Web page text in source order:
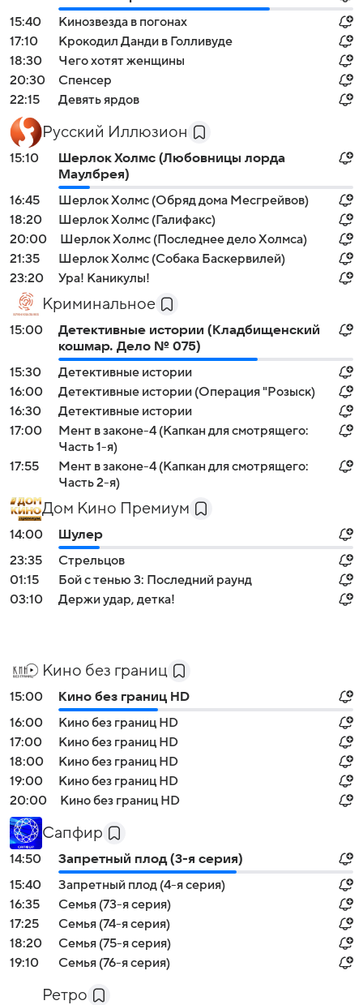
15:40
Кинозвезда в погонах
17:10
Крокодил Данди в Голливуде
18:30
Чего хотят женщины
20:30
Спенсер
22:15
Девять ярдов
Русский Иллюзион
15:10
Шерлок Холмс (Любовницы лорда
Маулбрея)
16:45
Шерлок Холмс (Обряд дома Месгрейвов)
18:20
Шерлок Холмс (Галифакс)
20:00
Шерлок Холмс (Последнее дело Холмса)
21:35
Шерлок Холмс (Собака Баскервилей)
23:20
Ура! Каникулы!
Криминальное
15:00
Детективные истории (Кладбищенский
кошмар. Дело № 075)
15:30
Детективные истории
16:00
Детективные истории (Операция "Розыск)
16:30
Детективные истории
17:00
Мент в законе-4 (Капкан для смотрящего:
Часть 1-я)
17:55
Мент в законе-4 (Капкан для смотрящего:
Часть 2-я)
Дом Кино Премиум
14:00
Шулер
23:35
Стрельцов
01:15
Бой с тенью 3: Последний раунд
03:10
Держи удар, детка!
Кино без границ
15:00
Кино без границ HD
16:00
Кино без границ HD
17:00
Кино без границ HD
18:00
Кино без границ HD
19:00
Кино без границ HD
20:00
Кино без границ HD
Сапфир
14:50
Запретный плод (3-я серия)
15:40
Запретный плод (4-я серия)
16:35
Семья (73-я серия)
17:25
Семья (74-я серия)
18:20
Семья (75-я серия)
19:10
Семья (76-я серия)
Ретро